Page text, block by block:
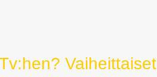
Vaiheittaiset